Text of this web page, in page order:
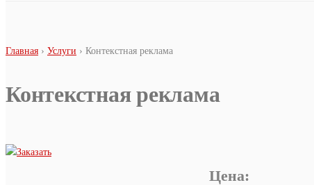
Вы здесь
Главная › Услуги › Контекстная реклама
Контекстная реклама
Цена: